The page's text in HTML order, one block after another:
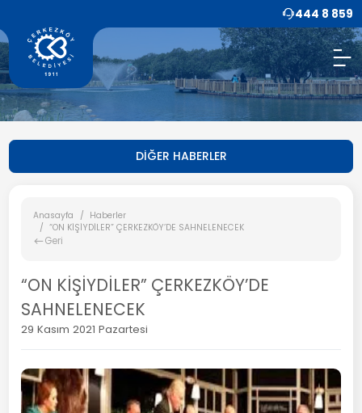
444 8 859
DİĞER HABERLER
Anasayfa
Haberler
“ON KİŞİYDİLER” ÇERKEZKÖY’DE SAHNELENECEK
Geri
“ON KİŞİYDİLER” ÇERKEZKÖY’DE
SAHNELENECEK
29 Kasım 2021 Pazartesi